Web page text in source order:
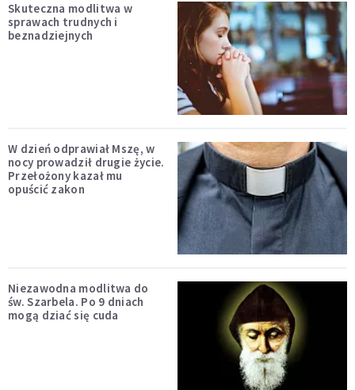
Skuteczna modlitwa w
sprawach trudnych i
beznadziejnych
W dzień odprawiał Mszę, w
nocy prowadził drugie życie.
Przełożony kazał mu
opuścić zakon
Niezawodna modlitwa do
św. Szarbela. Po 9 dniach
mogą dziać się cuda